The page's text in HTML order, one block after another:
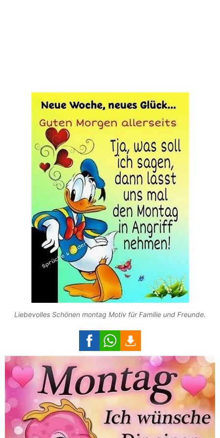
Liebevolles Schönen montag Motiv für Familie und Freunde.